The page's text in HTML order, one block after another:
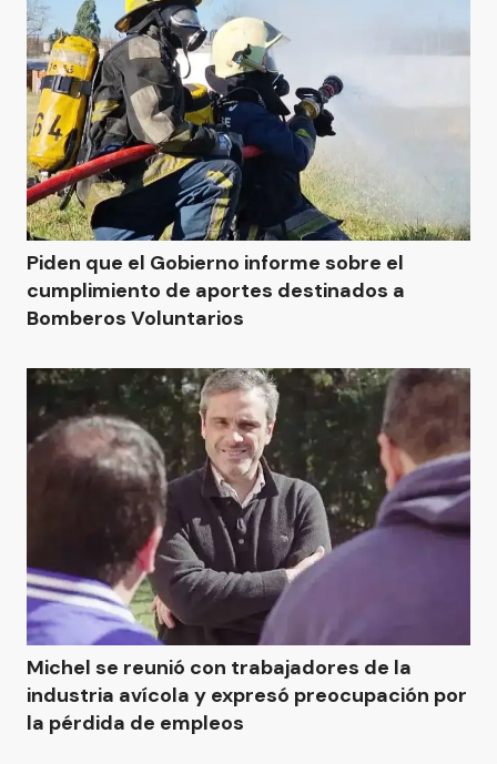
Piden que el Gobierno informe sobre el
cumplimiento de aportes destinados a
Bomberos Voluntarios
Michel se reunió con trabajadores de la
industria avícola y expresó preocupación por
la pérdida de empleos